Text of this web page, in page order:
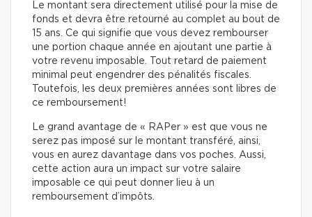
Le montant sera directement utilisé pour la mise de
fonds et devra être retourné au complet au bout de
15 ans. Ce qui signifie que vous devez rembourser
une portion chaque année en ajoutant une partie à
votre revenu imposable. Tout retard de paiement
minimal peut engendrer des pénalités fiscales.
Toutefois, les deux premières années sont libres de
ce remboursement!
Le grand avantage de « RAPer » est que vous ne
serez pas imposé sur le montant transféré, ainsi,
vous en aurez davantage dans vos poches. Aussi,
cette action aura un impact sur votre salaire
imposable ce qui peut donner lieu à un
remboursement d’impôts.